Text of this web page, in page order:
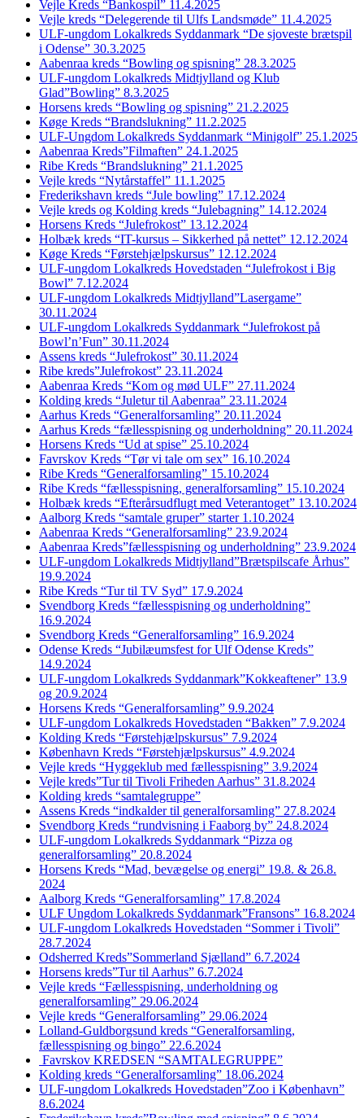
Vejle Kreds “Bankospil” 11.4.2025
Vejle kreds “Delegerende til Ulfs Landsmøde” 11.4.2025
ULF-ungdom Lokalkreds Syddanmark “De sjoveste brætspil
i Odense” 30.3.2025
Aabenraa kreds “Bowling og spisning” 28.3.2025
ULF-ungdom Lokalkreds Midtjylland og Klub
Glad”Bowling” 8.3.2025
Horsens kreds “Bowling og spisning” 21.2.2025
Køge Kreds “Brandslukning” 11.2.2025
ULF-Ungdom Lokalkreds Syddanmark “Minigolf” 25.1.2025
Aabenraa Kreds”Filmaften” 24.1.2025
Ribe Kreds “Brandslukning” 21.1.2025
Vejle kreds “Nytårstaffel” 11.1.2025
Frederikshavn kreds “Jule bowling” 17.12.2024
Vejle kreds og Kolding kreds “Julebagning” 14.12.2024
Horsens Kreds “Julefrokost” 13.12.2024
Holbæk kreds “IT-kursus – Sikkerhed på nettet” 12.12.2024
Køge Kreds “Førstehjælpskursus” 12.12.2024
ULF-ungdom Lokalkreds Hovedstaden “Julefrokost i Big
Bowl” 7.12.2024
ULF-ungdom Lokalkreds Midtjylland”Lasergame”
30.11.2024
ULF-ungdom Lokalkreds Syddanmark “Julefrokost på
Bowl’n’Fun” 30.11.2024
Assens kreds “Julefrokost” 30.11.2024
Ribe kreds”Julefrokost” 23.11.2024
Aabenraa Kreds “Kom og mød ULF” 27.11.2024
Kolding kreds “Juletur til Aabenraa” 23.11.2024
Aarhus Kreds “Generalforsamling” 20.11.2024
Aarhus Kreds “fællesspisning og underholdning” 20.11.2024
Horsens Kreds “Ud at spise” 25.10.2024
Favrskov Kreds “Tør vi tale om sex” 16.10.2024
Ribe Kreds “Generalforsamling” 15.10.2024
Ribe Kreds “fællesspisning, generalforsamling” 15.10.2024
Holbæk kreds “Efterårsudflugt med Veterantoget” 13.10.2024
Aalborg Kreds “samtale gruper” starter 1.10.2024
Aabenraa Kreds “Generalforsamling” 23.9.2024
Aabenraa Kreds”fællesspisning og underholdning” 23.9.2024
ULF-ungdom Lokalkreds Midtjylland”Brætspilscafe Århus”
19.9.2024
Ribe Kreds “Tur til TV Syd” 17.9.2024
Svendborg Kreds “fællesspisning og underholdning”
16.9.2024
Svendborg Kreds “Generalforsamling” 16.9.2024
Odense Kreds “Jubilæumsfest for Ulf Odense Kreds”
14.9.2024
ULF-ungdom Lokalkreds Syddanmark”Kokkeaftener” 13.9
og 20.9.2024
Horsens Kreds “Generalforsamling” 9.9.2024
ULF-ungdom Lokalkreds Hovedstaden “Bakken” 7.9.2024
Kolding Kreds “Førstehjælpskursus” 7.9.2024
København Kreds “Førstehjælpskursus” 4.9.2024
Vejle kreds “Hyggeklub med fællesspisning” 3.9.2024
Vejle kreds”Tur til Tivoli Friheden Aarhus” 31.8.2024
Kolding kreds “samtalegruppe”
Assens Kreds “indkalder til generalforsamling” 27.8.2024
Svendborg Kreds “rundvisning i Faaborg by” 24.8.2024
ULF-ungdom Lokalkreds Syddanmark “Pizza og
generalforsamling” 20.8.2024
Horsens Kreds “Mad, bevægelse og energi” 19.8. & 26.8.
2024
Aalborg Kreds “Generalforsamling” 17.8.2024
ULF Ungdom Lokalkreds Syddanmark”Fransons” 16.8.2024
ULF-ungdom Lokalkreds Hovedstaden “Sommer i Tivoli”
28.7.2024
Odsherred Kreds”Sommerland Sjælland” 6.7.2024
Horsens kreds”Tur til Aarhus” 6.7.2024
Vejle kreds “Fællesspisning, underholdning og
generalforsamling” 29.06.2024
Vejle kreds “Generalforsamling” 29.06.2024
Lolland-Guldborgsund kreds “Generalforsamling,
fællesspisning og bingo” 22.6.2024
Favrskov KREDSEN “SAMTALEGRUPPE”
Kolding kreds “Generalforsamling” 18.06.2024
ULF-ungdom Lokalkreds Hovedstaden”Zoo i København”
8.6.2024